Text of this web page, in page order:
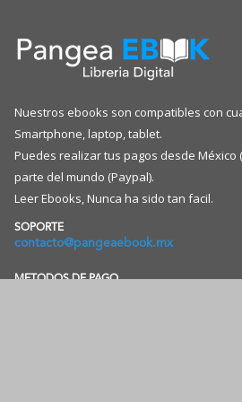
de
producto
Nuestros ebooks son compatibles con
Smartphone, laptop, tablet.
Puedes realizar tus pagos desde México
parte del mundo (Paypal).
Leer Ebooks, Nunca ha sido tan facil.
SOPORTE
contacto@pangeaebook.mx
METODOS DE PAGO